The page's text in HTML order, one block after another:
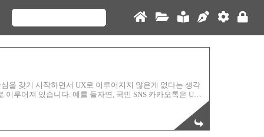
을 갖기 시작하면서 UX로 이루어지지 않은게 없다는 생각
루어져 있습니다. 예를 들자면, 국민 SNS 카카오톡은 UX
정도 넣게 하는게 좋은지,첨부파일도 함께 전송시켜주면
, 이 모든게 사용하는 사용자 유저를 위한 흔적들 입니다.
존재했었고,제가 학창시절...그러니까, 고등학교때 잠시